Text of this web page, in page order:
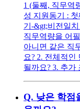
1 (둘째, 직무역
성 지원동기 :
기-&gt;비전일
직무역량을 어
아니면 같은 직
요? 2. 전체적인
될까요? 3. 추가
Q. 낮은 학점